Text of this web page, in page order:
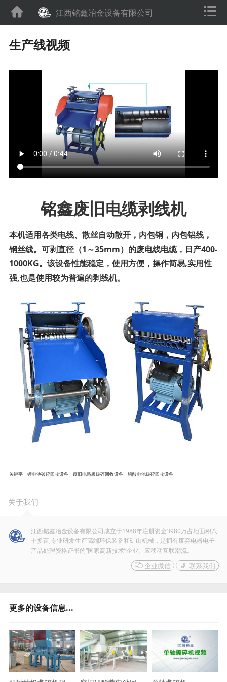
 江西铭鑫冶金设备有限公司 
生产线视频
铭鑫废旧电缆剥线机
本机适用各类电线、散丝自动散开，内包铜，内包铝线，
钢丝线。可剥直径（1～35mm）的废电线电缆，日产400-
1000KG。该设备性能稳定，使用方便，操作简易,实用性
强,也是使用较为普遍的剥线机。
关键字：锂电池破碎回收设备、废旧电路板破碎回收设备、铅酸电池破碎回收设备
关于我们
江西铭鑫冶金设备有限公司成立于1988年注册资金3980万占地面积八
十多亩,专业研发生产高端环保装备和矿山机械，是拥有废弃电器电子
产品处理资格证书的“国家高新技术”企业。应移动互联潮流。
企业微信  联系我们
更多的设备信息...